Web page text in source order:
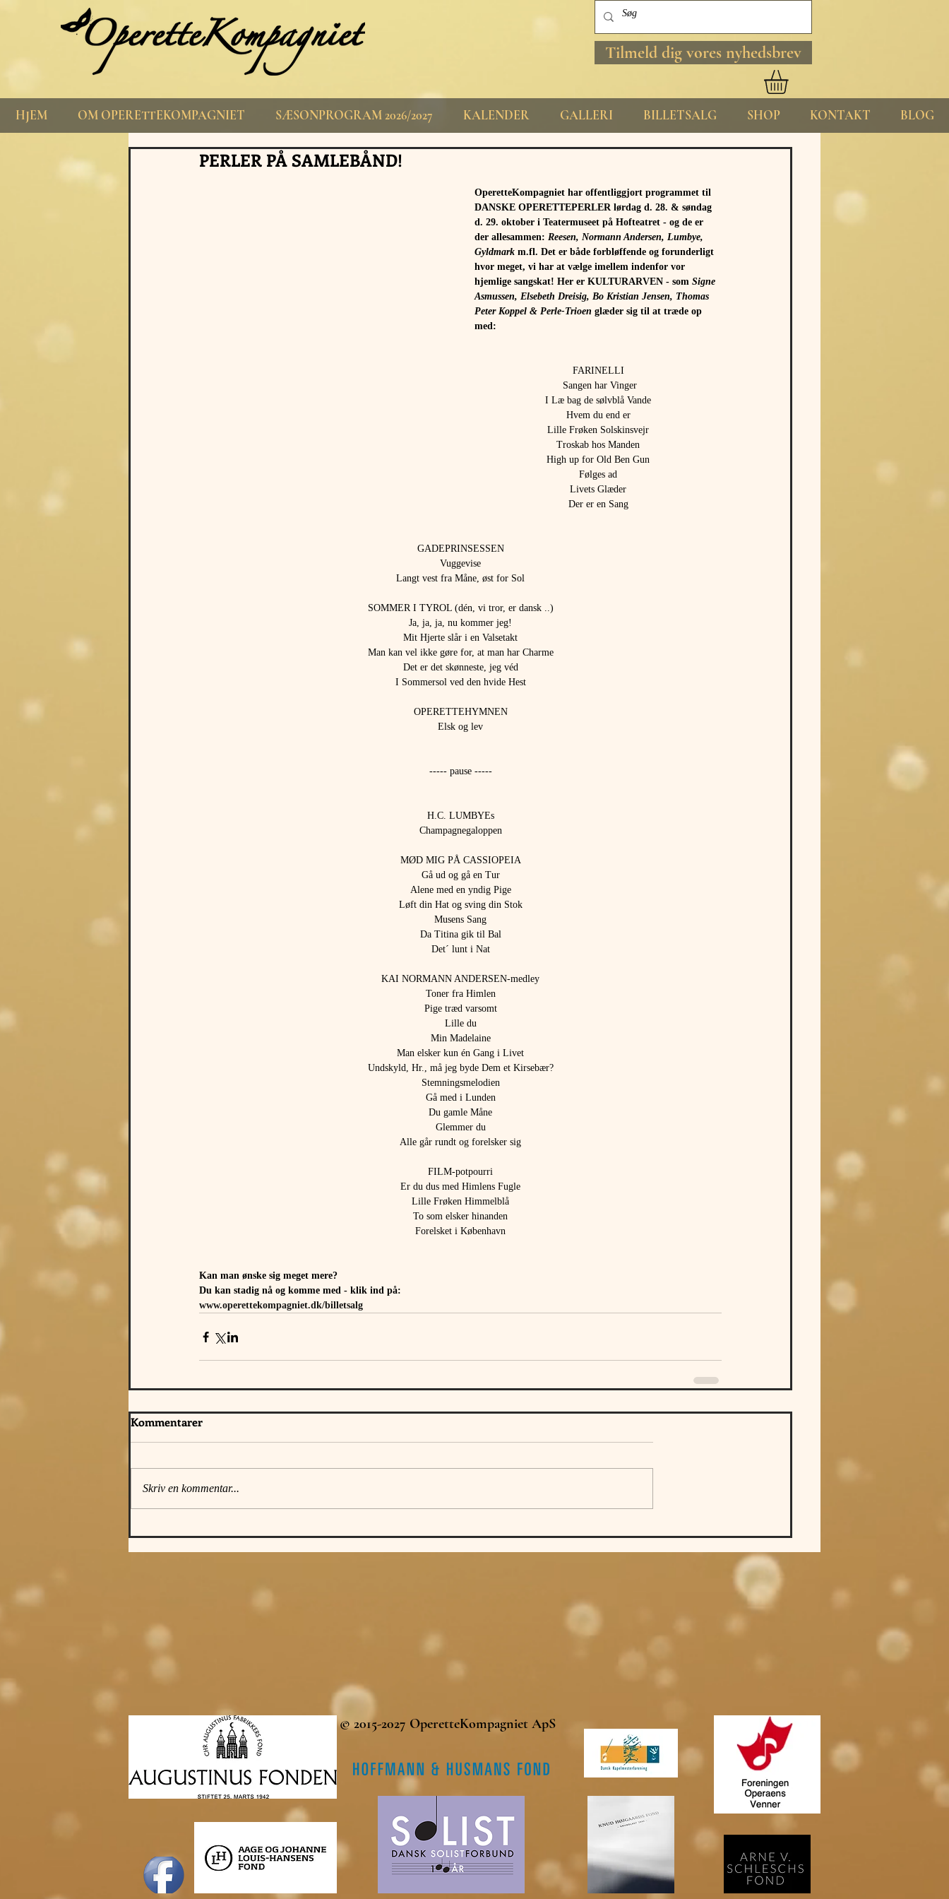
Tilmeld dig vores nyhedsbrev
HJEM OM OPERETTEKOMPAGNIET SÆSONPROGRAM 2026/2027 KALENDER GALLERI BILLETSALG SHOP KONTAKT BLOG
PERLER PÅ SAMLEBÅND!
OperetteKompagniet har offentliggjort programmet til
DANSKE OPERETTEPERLER lørdag d. 28. & søndag
d. 29. oktober i Teatermuseet på Hofteatret - og de er
der allesammen: Reesen, Normann Andersen, Lumbye,
Gyldmark m.fl. Det er både forbløffende og forunderligt
hvor meget, vi har at vælge imellem indenfor vor
hjemlige sangskat! Her er KULTURARVEN - som Signe
Asmussen, Elsebeth Dreisig, Bo Kristian Jensen, Thomas
Peter Koppel & Perle-Trioen glæder sig til at træde op
med:
FARINELLI
Sangen har Vinger
I Læ bag de sølvblå Vande
Hvem du end er
Lille Frøken Solskinsvejr
Troskab hos Manden
High up for Old Ben Gun
Følges ad
Livets Glæder
Der er en Sang
GADEPRINSESSEN
Vuggevise
Langt vest fra Måne, øst for Sol
SOMMER I TYROL (dén, vi tror, er dansk ..)
Ja, ja, ja, nu kommer jeg!
Mit Hjerte slår i en Valsetakt
Man kan vel ikke gøre for, at man har Charme
Det er det skønneste, jeg véd
I Sommersol ved den hvide Hest
OPERETTEHYMNEN
Elsk og lev
----- pause -----
H.C. LUMBYEs
Champagnegaloppen
MØD MIG PÅ CASSIOPEIA
Gå ud og gå en Tur
Alene med en yndig Pige
Løft din Hat og sving din Stok
Musens Sang
Da Titina gik til Bal
Det´ lunt i Nat
KAI NORMANN ANDERSEN-medley
Toner fra Himlen
Pige træd varsomt
Lille du
Min Madelaine
Man elsker kun én Gang i Livet
Undskyld, Hr., må jeg byde Dem et Kirsebær?
Stemningsmelodien
Gå med i Lunden
Du gamle Måne
Glemmer du
Alle går rundt og forelsker sig
FILM-potpourri
Er du dus med Himlens Fugle
Lille Frøken Himmelblå
To som elsker hinanden
Forelsket i København
Kan man ønske sig meget mere?
Du kan stadig nå og komme med - klik ind på:
www.operettekompagniet.dk/billetsalg
Kommentarer
Skriv en kommentar...
© 2015-2027 OperetteKompagniet ApS